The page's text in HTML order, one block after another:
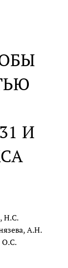
И
Н.С.
А.Н.
О.С.